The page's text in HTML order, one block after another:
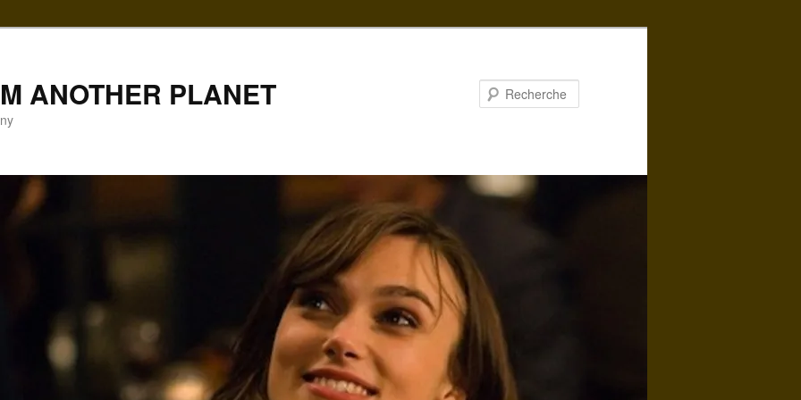
ANOTHER PLANET